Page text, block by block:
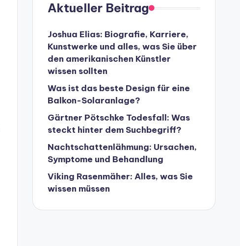
Aktueller Beitrag
Joshua Elias: Biografie, Karriere,
Kunstwerke und alles, was Sie über
den amerikanischen Künstler
wissen sollten
Was ist das beste Design für eine
Balkon-Solaranlage?
Gärtner Pötschke Todesfall: Was
steckt hinter dem Suchbegriff?
Nachtschattenlähmung: Ursachen,
Symptome und Behandlung
Viking Rasenmäher: Alles, was Sie
wissen müssen